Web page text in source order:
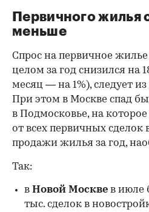
Первичного жилья
меньше
Спрос на первичное
целом за год снизился на
месяц — на 1%), следует
При этом в Москве спад
в Подмосковье, на
от всех первичных сделок
продажи жилья за год,
Так:
в Новой Москве в июле
тыс. сделок в